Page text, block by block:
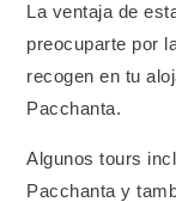
La ventaja de
preocuparte por
recogen en tu
Pacchanta.
Algunos tours
Pacchanta y